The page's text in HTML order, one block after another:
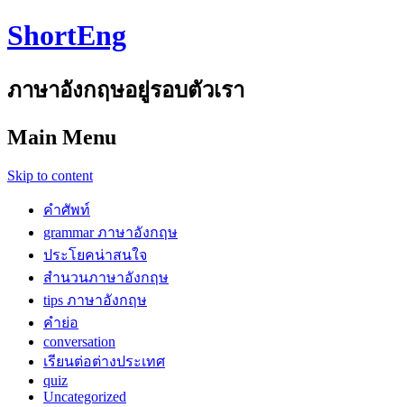
ShortEng
ภาษาอังกฤษอยู่รอบตัวเรา
Main Menu
Skip to content
คำศัพท์
grammar ภาษาอังกฤษ
ประโยคน่าสนใจ
สำนวนภาษาอังกฤษ
tips ภาษาอังกฤษ
คำย่อ
conversation
เรียนต่อต่างประเทศ
quiz
Uncategorized